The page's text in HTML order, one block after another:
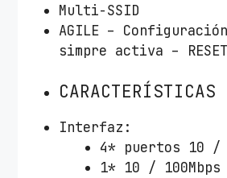
Multi-SSID
AGILE –
simpre activa – RESET
CARACTERÍSTICAS
Interfaz:
4* puertos 10 /
1* 10 / 100Mbps